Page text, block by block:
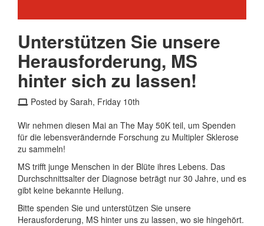
Unterstützen Sie unsere
Herausforderung, MS
hinter sich zu lassen!
Posted by Sarah, Friday 10th
Wir nehmen diesen Mai an The May 50K teil, um Spenden
für die lebensverändernde Forschung zu Multipler Sklerose
zu sammeln!
MS trifft junge Menschen in der Blüte ihres Lebens. Das
Durchschnittsalter der Diagnose beträgt nur 30 Jahre, und es
gibt keine bekannte Heilung.
Bitte spenden Sie und unterstützen Sie unsere
Herausforderung, MS hinter uns zu lassen, wo sie hingehört.